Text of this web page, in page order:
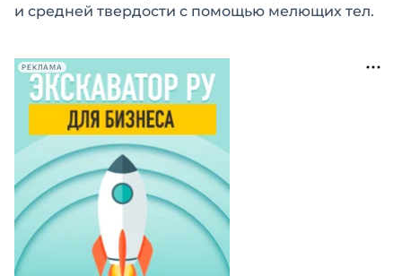
и средней твердости с помощью мелющих тел.
РЕКЛАМА